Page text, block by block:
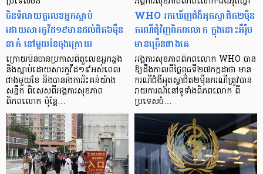
ចិនទំលាយតួលេខអ្នកស្លាប់
ដោយសារកូវីដ១៩មានដល់ជិត៦ម៉ឺន
នាក់ នៅមួយខែចុងក្រោយ
ក្រោយមិនបានប្រកាសពីតួលេខអ្នកឆ្លង
និងស្លាប់ដោយសារកូវីដ១៩អស់ពេល
ជាងមួយខែ និងបានរងការរិះគន់យ៉ាង
សន្ធឹក ពិសេសពីអង្គការសុខភាព
ពិភពលោក ប៉ុន្តែ…
WHO រកឃើញជំងឺអុតស្វាជិត២ម៉ឺន
ករណីជុំវិញពិភពលោក ក្នុងនោះអឺរ៉ុប
មានច្រើនជាងគេ
អង្គការសុខភាពពិភពលោក WHO បាន
ឱ្យដឹងកាលពីថ្ងៃពុធទី២៧កក្កដាថា មាន
ករណីជំងឺអុតស្វាជិត២ម៉ឺនករណីត្រូវបាន
រាយការណ៍នៅទូទាំងពិភពលោក ពី
ប្រទេសចំ…